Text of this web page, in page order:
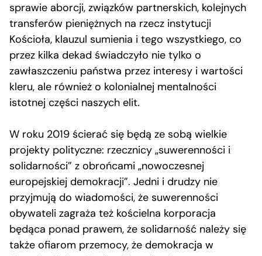
sprawie aborcji, związków partnerskich, kolejnych
transferów pieniężnych na rzecz instytucji
Kościoła, klauzul sumienia i tego wszystkiego, co
przez kilka dekad świadczyło nie tylko o
zawłaszczeniu państwa przez interesy i wartości
kleru, ale również o kolonialnej mentalności
istotnej części naszych elit.
W roku 2019 ścierać się będą ze sobą wielkie
projekty polityczne: rzecznicy „suwerenności i
solidarności” z obrońcami „nowoczesnej
europejskiej demokracji”. Jedni i drudzy nie
przyjmują do wiadomości, że suwerenności
obywateli zagraża też kościelna korporacja
będąca ponad prawem, że solidarność należy się
także ofiarom przemocy, że demokracja w